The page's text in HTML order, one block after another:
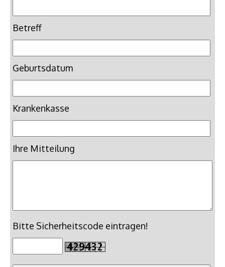
Betreff
Geburtsdatum
Krankenkasse
Ihre Mitteilung
Bitte Sicherheitscode eintragen!